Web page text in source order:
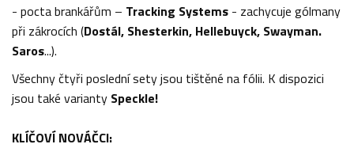
- pocta brankářům – Tracking Systems - zachycuje gólmany
při zákrocích (Dostál, Shesterkin, Hellebuyck, Swayman.
Saros...).
Všechny čtyři poslední sety jsou tištěné na fólii. K dispozici
jsou také varianty Speckle!
KLÍČOVÍ NOVÁČCI: